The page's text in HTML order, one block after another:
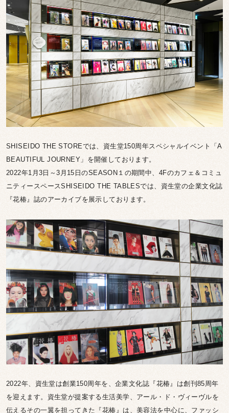
SHISEIDO THE STOREでは、資生堂150周年スペシャルイベント「A
BEAUTIFUL JOURNEY」を開催しております。
2022年1月3日～3月15日のSEASON１の期間中、4Fのカフェ＆コミュ
ニティースペースSHISEIDO THE TABLESでは、資生堂の企業文化誌
『花椿』誌のアーカイブを展示しております。
2022年、資生堂は創業150周年を、企業文化誌『花椿』は創刊85周年
を迎えます。資生堂が提案する生活美学、アール・ド・ヴィーヴルを
伝えるその一翼を担ってきた『花椿』は、美容法を中心に、ファッシ